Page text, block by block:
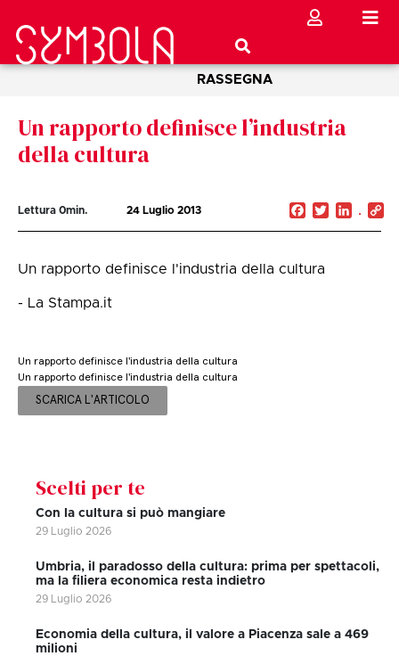
RASSEGNA
Un rapporto definisce l’industria
della cultura
Lettura 0min. 24 Luglio 2013 Facebook
Twitter
Un rapporto definisce l'industria della cultura
- La Stampa.it
Un rapporto definisce l'industria della cultura
Un rapporto definisce l'industria della cultura
SCARICA L'ARTICOLO
Scelti per te
Con la cultura si può mangiare
29 Luglio 2026
Umbria, il paradosso della cultura: prima per spettacoli,
ma la filiera economica resta indietro
29 Luglio 2026
Economia della cultura, il valore a Piacenza sale a 469
milioni